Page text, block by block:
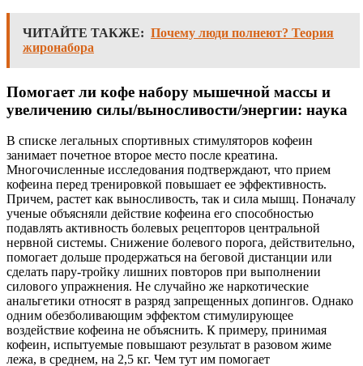
ЧИТАЙТЕ ТАКЖЕ: Почему люди полнеют? Теория
жиронабора
Помогает ли кофе набору мышечной массы и
увеличению силы/выносливости/энергии: наука
В списке легальных спортивных стимуляторов кофеин
занимает почетное второе место после креатина.
Многочисленные исследования подтверждают, что прием
кофеина перед тренировкой повышает ее эффективность.
Причем, растет как выносливость, так и сила мышц. Поначалу
ученые объясняли действие кофеина его способностью
подавлять активность болевых рецепторов центральной
нервной системы. Снижение болевого порога, действительно,
помогает дольше продержаться на беговой дистанции или
сделать пару-тройку лишних повторов при выполнении
силового упражнения. Не случайно же наркотические
анальгетики относят в разряд запрещенных допингов. Однако
одним обезболивающим эффектом стимулирующее
воздействие кофеина не объяснить. К примеру, принимая
кофеин, испытуемые повышают результат в разовом жиме
лежа, в среднем, на 2,5 кг. Чем тут им помогает